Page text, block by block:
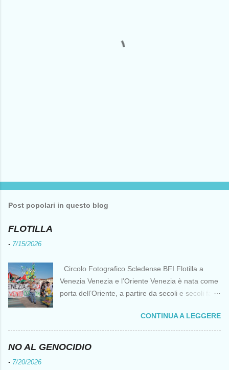
Post popolari in questo blog
FLOTILLA
- 7/15/2026
Circolo Fotografico Scledense BFI Flotilla a
Venezia Venezia e l’Oriente Venezia è nata come
porta dell’Oriente, a partire da secoli e secoli fa ai
di cantierizzazione veneziane divennero preziose
per tutti i crociati diretti a Gerusalemme. Proprio
le crociate fornirono ai veneziani l’occasione per
CONTINUA A LEGGERE
NO AL GENOCIDIO
- 7/20/2026